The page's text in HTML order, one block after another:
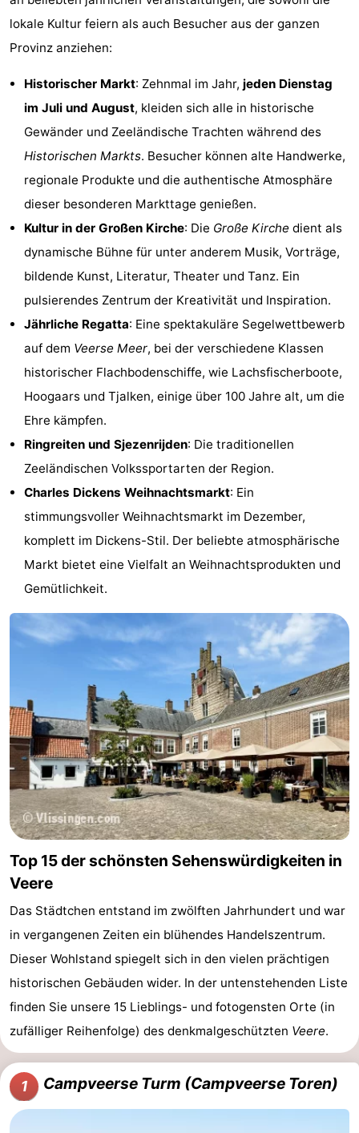
Aussichtspunkte
Attraktionen
Spielplätze
Indoor-
Spielplätze
Bowling
Wellness-
Zentren
Dörfer
Städte
Natur
Führungen
Sport
Schwimmbader
Radfahren
Wandern
Reiten
Golfplatze
Parafliegen
Sportangeln
Essen
Veranstaltungen
Ringstechen
Zoutelande
Actief
Praktisch
Forum
Route
-
Medizin
Zeeland
Schouwen-
Duiveland
-
Renesse
-
lokale Kultur feiern als auch Besucher aus der ganzen
Provinz anziehen:
Historischer Markt: Zehnmal im Jahr, jeden Dienstag
im Juli und August, kleiden sich alle in historische
Gewänder und Zeeländische Trachten während des
Historischen Markts. Besucher können alte Handwerke,
regionale Produkte und die authentische Atmosphäre
dieser besonderen Markttage genießen.
Kultur in der Großen Kirche: Die Große Kirche dient als
dynamische Bühne für unter anderem Musik, Vorträge,
bildende Kunst, Literatur, Theater und Tanz. Ein
pulsierendes Zentrum der Kreativität und Inspiration.
Jährliche Regatta: Eine spektakuläre Segelwettbewerb
auf dem Veerse Meer, bei der verschiedene Klassen
historischer Flachbodenschiffe, wie Lachsfischerboote,
Hoogaars und Tjalken, einige über 100 Jahre alt, um die
Ehre kämpfen.
Ringreiten und Sjezenrijden: Die traditionellen
Zeeländischen Volkssportarten der Region.
Charles Dickens Weihnachtsmarkt: Ein
stimmungsvoller Weihnachtsmarkt im Dezember,
komplett im Dickens-Stil. Der beliebte atmosphärische
Markt bietet eine Vielfalt an Weihnachtsprodukten und
Gemütlichkeit.
Top 15 der schönsten Sehenswürdigkeiten in
Veere
Das Städtchen entstand im zwölften Jahrhundert und war
in vergangenen Zeiten ein blühendes Handelszentrum.
Dieser Wohlstand spiegelt sich in den vielen prächtigen
historischen Gebäuden wider. In der untenstehenden Liste
finden Sie unsere 15 Lieblings- und fotogensten Orte (in
zufälliger Reihenfolge) des denkmalgeschützten Veere.
1 Campveerse Turm (Campveerse Toren)